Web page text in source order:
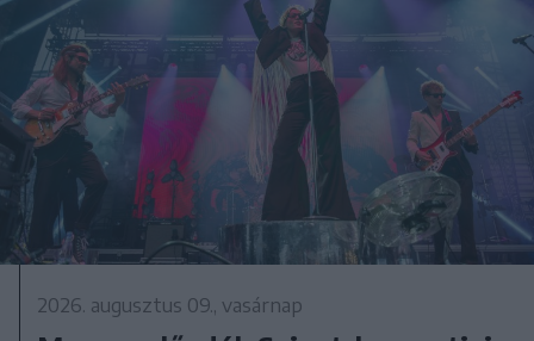
2026. augusztus 09., vasárnap